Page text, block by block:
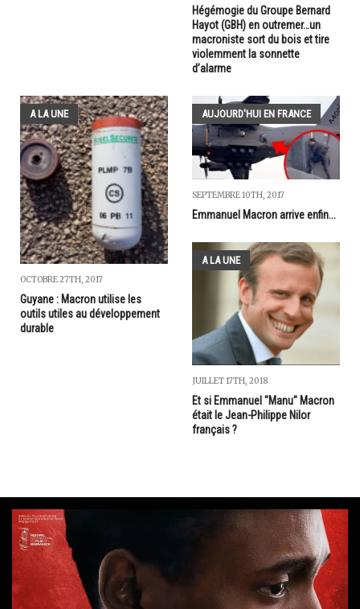
Hégémogie du Groupe Bernard
Hayot (GBH) en outremer…un
macroniste sort du bois et tire
violemment la sonnette
d’alarme
A LA UNE
OCTOBRE 27TH, 2017
Guyane : Macron utilise les
outils utiles au développement
durable
AUJOURD'HUI EN FRANCE
SEPTEMBRE 10TH, 2017
Emmanuel Macron arrive enfin...
A LA UNE
JUILLET 17TH, 2018
Et si Emmanuel "Manu" Macron
était le Jean-Philippe Nilor
français ?